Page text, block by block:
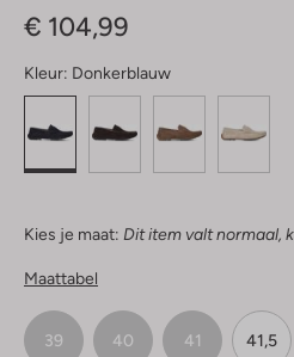
€ 104,99
Kleur: Donkerblauw
Kies je maat: Dit item valt normaal,
Maattabel
39 40 41 41,5